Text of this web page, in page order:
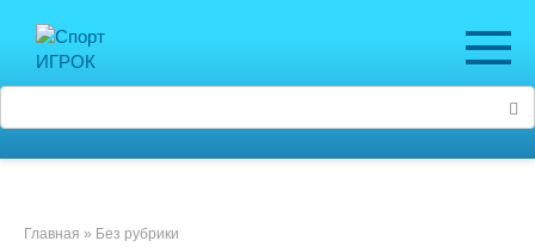
контенту
Главная » Без рубрики